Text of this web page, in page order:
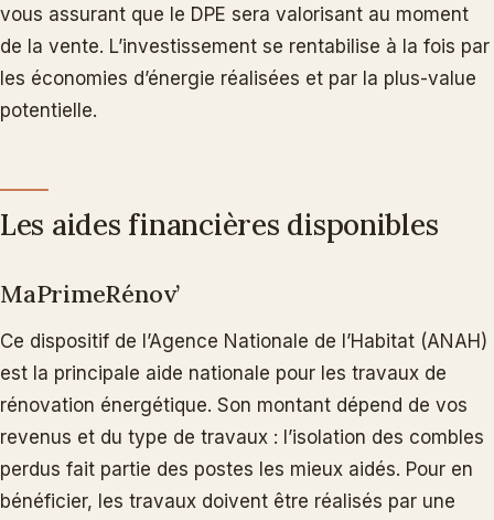
vous assurant que le DPE sera valorisant au moment
de la vente. L’investissement se rentabilise à la fois par
les économies d’énergie réalisées et par la plus-value
potentielle.
Les aides financières disponibles
MaPrimeRénov’
Ce dispositif de l’Agence Nationale de l’Habitat (ANAH)
est la principale aide nationale pour les travaux de
rénovation énergétique. Son montant dépend de vos
revenus et du type de travaux : l’isolation des combles
perdus fait partie des postes les mieux aidés. Pour en
bénéficier, les travaux doivent être réalisés par une